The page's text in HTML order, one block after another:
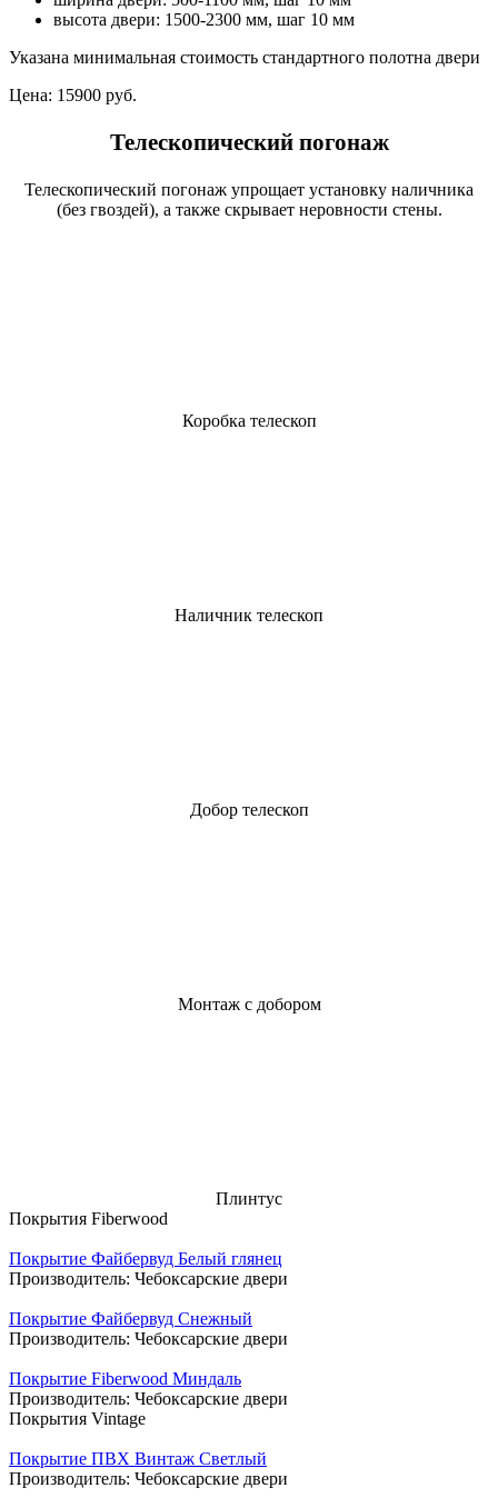
высота двери: 1500-2300 мм, шаг 10 мм
Указана минимальная стоимость стандартного полотна двери
Цена: 15900 руб.
Телескопический погонаж
Телескопический погонаж упрощает установку наличника
(без гвоздей), а также скрывает неровности стены.
Коробка телескоп
Наличник телескоп
Добор телескоп
Монтаж с добором
Плинтус
Покрытия Fiberwood
Покрытие Файбервуд Белый глянец
Производитель: Чебоксарские двери
Покрытие Файбервуд Снежный
Производитель: Чебоксарские двери
Покрытие Fiberwood Миндаль
Производитель: Чебоксарские двери
Покрытия Vintage
Покрытие ПВХ Винтаж Светлый
Производитель: Чебоксарские двери